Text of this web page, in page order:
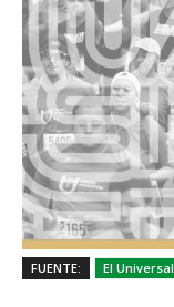
FUENTE: El Universal